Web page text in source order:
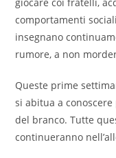
comportamenti
insegnano
rumore, a non
Queste prime
si abitua a
del branco. Tutte
continueranno